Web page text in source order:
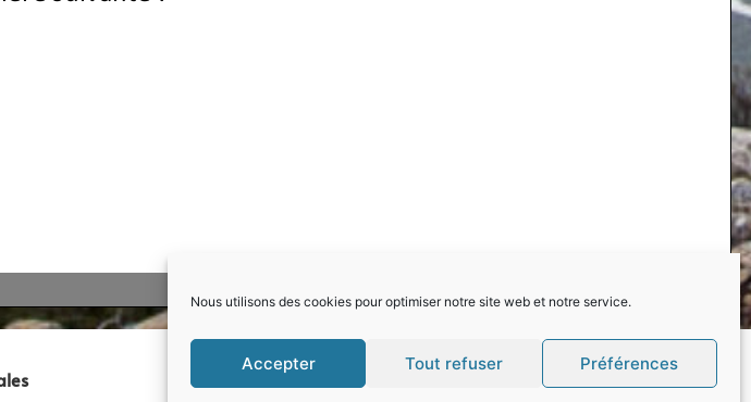
Nous utilisons des cookies pour optimiser notre site web et notre service.
Accepter Tout refuser Préférences
SUIVEZ-NOUS :